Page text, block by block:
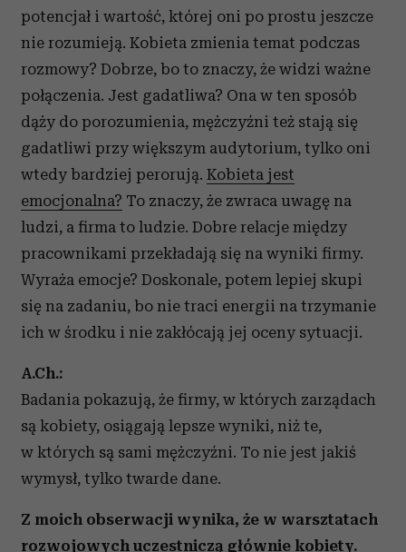
potencjał i wartość, której oni po prostu jeszcze
nie rozumieją. Kobieta zmienia temat podczas
rozmowy? Dobrze, bo to znaczy, że widzi ważne
połączenia. Jest gadatliwa? Ona w ten sposób
dąży do porozumienia, mężczyźni też stają się
gadatliwi przy większym audytorium, tylko oni
wtedy bardziej perorują. Kobieta jest
emocjonalna? To znaczy, że zwraca uwagę na
ludzi, a firma to ludzie. Dobre relacje między
pracownikami przekładają się na wyniki firmy.
Wyraża emocje? Doskonale, potem lepiej skupi
się na zadaniu, bo nie traci energii na trzymanie
ich w środku i nie zakłócają jej oceny sytuacji.
A.Ch.:
Badania pokazują, że firmy, w których zarządach
są kobiety, osiągają lepsze wyniki, niż te,
w których są sami mężczyźni. To nie jest jakiś
wymysł, tylko twarde dane.
Z moich obserwacji wynika, że w warsztatach
rozwojowych uczestniczą głównie kobiety.